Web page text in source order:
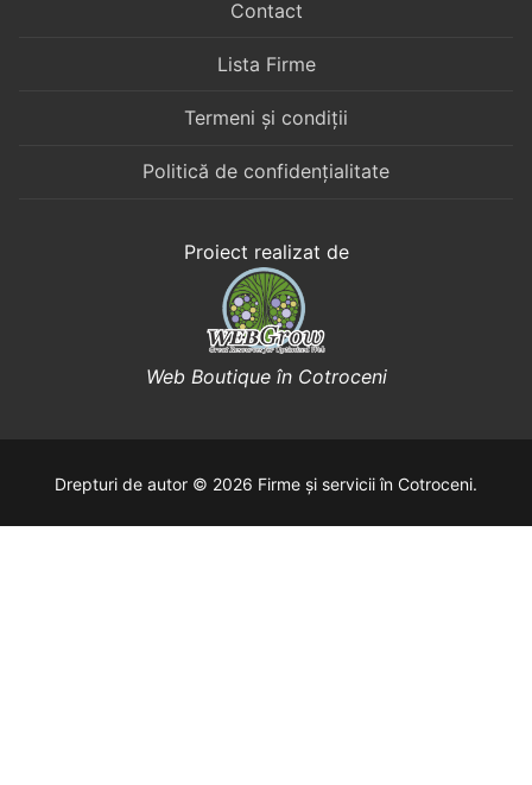
Contact
Lista Firme
Termeni și condiții
Politică de confidențialitate
Proiect realizat de
Web Boutique în Cotroceni
Drepturi de autor © 2026 Firme și servicii în Cotroceni.